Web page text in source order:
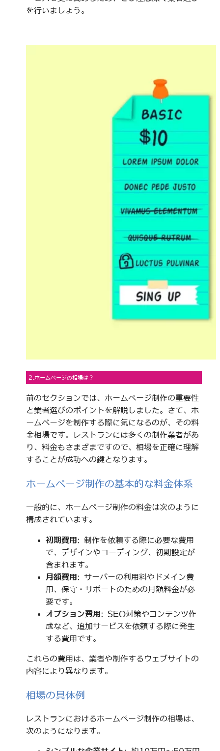
を行いましょう。
2.ホームページの相場は？
前のセクションでは、ホームページ制作の重要性
と業者選びのポイントを解説しました。さて、ホ
ームページを制作する際に気になるのが、その料
金相場です。レストランには多くの制作業者があ
り、料金もさまざまですので、相場を正確に理解
することが成功への鍵となります。
ホームページ制作の基本的な料金体系
一般的に、ホームページ制作の料金は次のように
構成されています。
初期費用: 制作を依頼する際に必要な費用
で、デザインやコーディング、初期設定が
含まれます。
月額費用: サーバーの利用料やドメイン費
用、保守・サポートのための月額料金が必
要です。
オプション費用: SEO対策やコンテンツ作
成など、追加サービスを依頼する際に発生
する費用です。
これらの費用は、業者や制作するウェブサイトの
内容により異なります。
相場の具体例
レストランにおけるホームページ制作の相場は、
次のようになります。